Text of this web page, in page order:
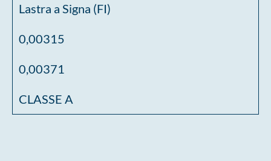
Lastra a Signa (FI)
0,00315
0,00371
CLASSE A